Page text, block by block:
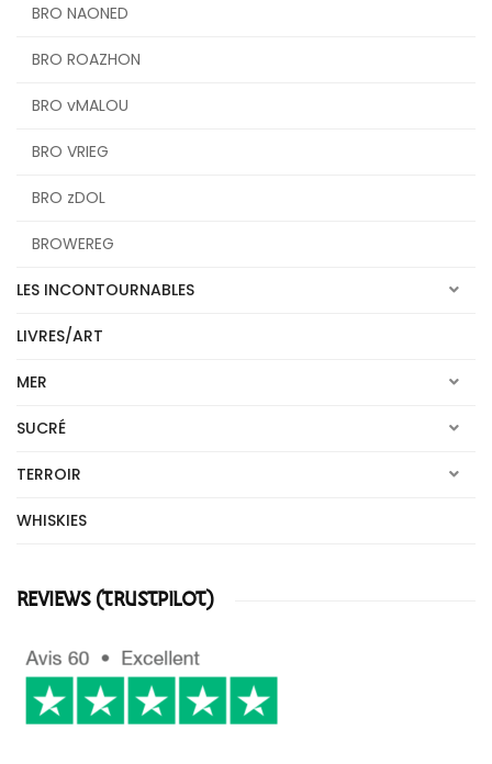
BRO NAONED
BRO ROAZHON
BRO vMALOU
BRO VRIEG
BRO zDOL
BROWEREG
LES INCONTOURNABLES
LIVRES/ART
MER
SUCRÉ
TERROIR
WHISKIES
REVIEWS (TRUSTPILOT)